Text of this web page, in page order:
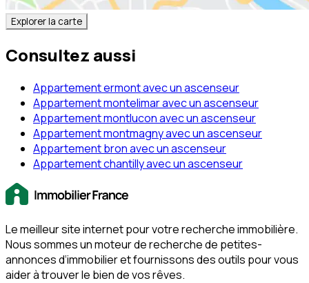
Explorer la carte
Consultez aussi
Appartement ermont avec un ascenseur
Appartement montelimar avec un ascenseur
Appartement montlucon avec un ascenseur
Appartement montmagny avec un ascenseur
Appartement bron avec un ascenseur
Appartement chantilly avec un ascenseur
Le meilleur site internet pour votre recherche immobilière.
Nous sommes un moteur de recherche de petites-
annonces d‘immobilier et fournissons des outils pour vous
aider à trouver le bien de vos rêves.